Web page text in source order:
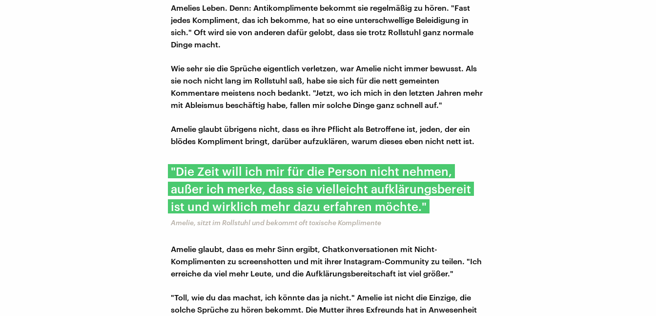
Amelies Leben. Denn: Antikomplimente bekommt sie regelmäßig zu hören. "Fast
jedes Kompliment, das ich bekomme, hat so eine unterschwellige Beleidigung in
sich." Oft wird sie von anderen dafür gelobt, dass sie trotz Rollstuhl ganz normale
Dinge macht.
Wie sehr sie die Sprüche eigentlich verletzen, war Amelie nicht immer bewusst. Als
sie noch nicht lang im Rollstuhl saß, habe sie sich für die nett gemeinten
Kommentare meistens noch bedankt. "Jetzt, wo ich mich in den letzten Jahren mehr
mit Ableismus beschäftig habe, fallen mir solche Dinge ganz schnell auf."
Amelie glaubt übrigens nicht, dass es ihre Pflicht als Betroffene ist, jeden, der ein
blödes Kompliment bringt, darüber aufzuklären, warum dieses eben nicht nett ist.
"Die Zeit will ich mir für die Person nicht nehmen,
außer ich merke, dass sie vielleicht aufklärungsbereit
ist und wirklich mehr dazu erfahren möchte."
Amelie, sitzt im Rollstuhl und bekommt oft toxische Komplimente
Amelie glaubt, dass es mehr Sinn ergibt, Chatkonversationen mit Nicht-
Komplimenten zu screenshotten und mit ihrer Instagram-Community zu teilen. "Ich
erreiche da viel mehr Leute, und die Aufklärungsbereitschaft ist viel größer."
"Toll, wie du das machst, ich könnte das ja nicht." Amelie ist nicht die Einzige, die
solche Sprüche zu hören bekommt. Die Mutter ihres Exfreunds hat in Anwesenheit